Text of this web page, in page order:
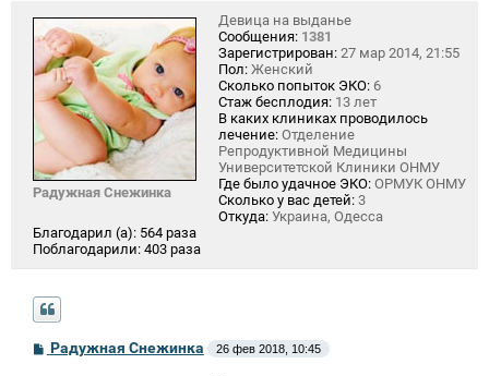
Радужная Снежинка
Девица на выданье
Сообщения: 1381
Зарегистрирован: 27 мар 2014, 21:55
Пол: Женский
Сколько попыток ЭКО: 6
Стаж бесплодия: 13 лет
В каких клиниках проводилось
лечение: Отделение
Репродуктивной Медицины
Университетской Клиники ОНМУ
Где было удачное ЭКО: ОРМУК ОНМУ
Сколько у вас детей: 3
Откуда: Украина, Одесса
Благодарил (а): 564 раза
Поблагодарили: 403 раза
СРадужная Снежинка 26 фев 2018, 10:45